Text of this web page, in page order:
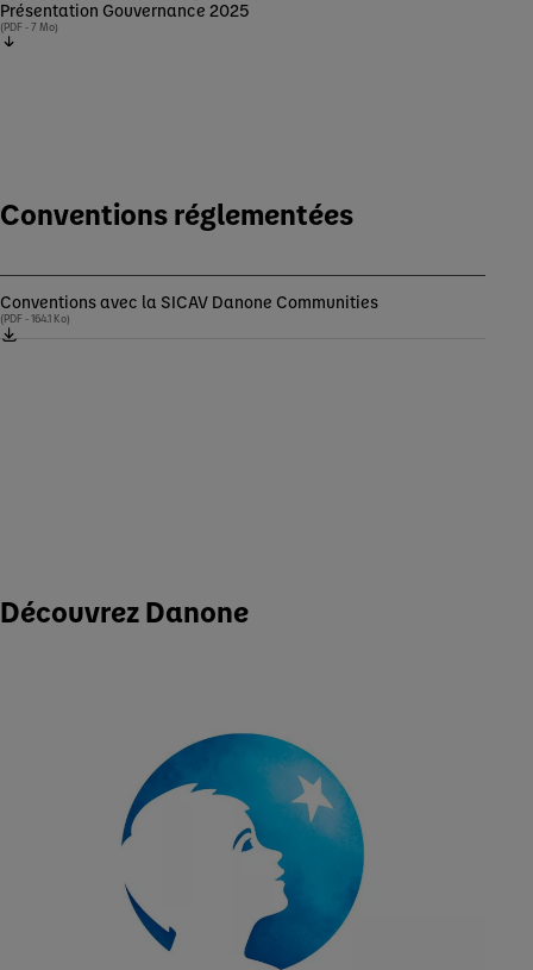
Présentation Gouvernance 2025
(PDF - 7 Mo)
Conventions réglementées
Conventions avec la SICAV Danone Communities
(PDF - 164.1 Ko)
Découvrez Danone